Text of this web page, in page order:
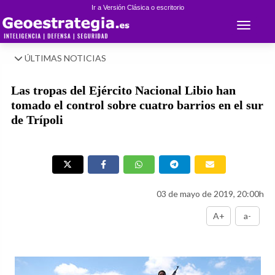
Ir a Versión Clásica o escritorio
Toggle
ÚLTIMAS NOTICIAS
Las tropas del Ejército Nacional Libio han
tomado el control sobre cuatro barrios en el sur
de Trípoli
03 de mayo de 2019, 20:00h
A+ a-